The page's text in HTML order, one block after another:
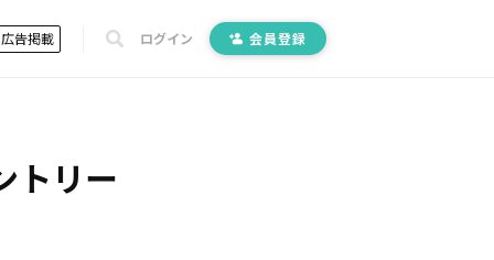
広告掲載 ログイン 会員登録
トリー